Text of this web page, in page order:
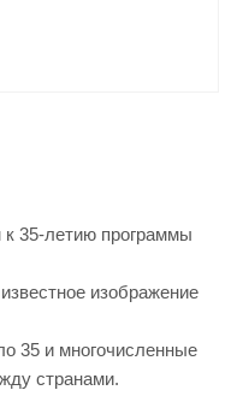
35-летию программы
изображение
35 и многочисленные
странами.